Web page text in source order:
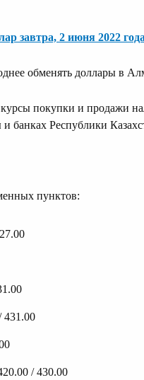
завтра, 2 июня 2022
обменять доллары в
покупки и продажи
банках Республики
пунктов:
431.00
/ 430.00